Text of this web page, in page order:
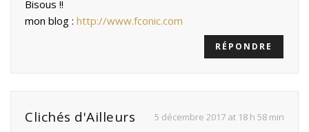
Bisous !!
mon blog : http://www.fconic.com
RÉPONDRE
Clichés d'Ailleurs 5 décembre 2017 at 18 h 58 min